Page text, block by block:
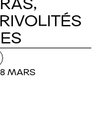
MARS